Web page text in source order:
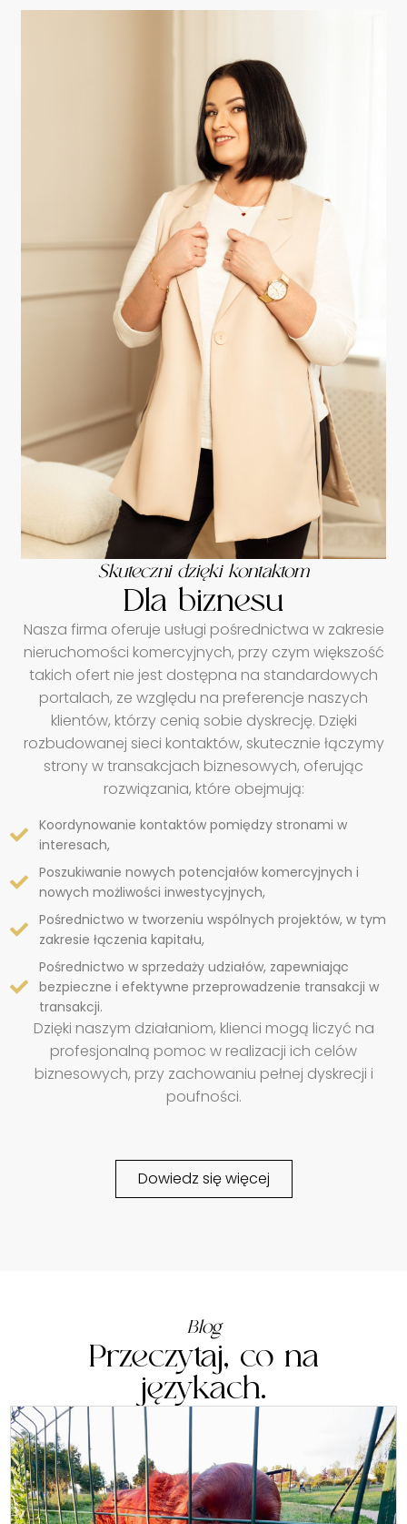
Skuteczni dzięki kontaktom
Dla biznesu
Nasza firma oferuje usługi pośrednictwa w zakresie
nieruchomości komercyjnych, przy czym większość
takich ofert nie jest dostępna na standardowych
portalach, ze względu na preferencje naszych
klientów, którzy cenią sobie dyskrecję. Dzięki
rozbudowanej sieci kontaktów, skutecznie łączymy
strony w transakcjach biznesowych, oferując
rozwiązania, które obejmują:
Koordynowanie kontaktów pomiędzy stronami w
interesach,
Poszukiwanie nowych potencjałów komercyjnych i
nowych możliwości inwestycyjnych,
Pośrednictwo w tworzeniu wspólnych projektów, w tym
zakresie łączenia kapitału,
Pośrednictwo w sprzedaży udziałów, zapewniając
bezpieczne i efektywne przeprowadzenie transakcji w
transakcji.
Dzięki naszym działaniom, klienci mogą liczyć na
profesjonalną pomoc w realizacji ich celów
biznesowych, przy zachowaniu pełnej dyskrecji i
poufności.
Dowiedz się więcej
Blog
Przeczytaj, co na
językach.